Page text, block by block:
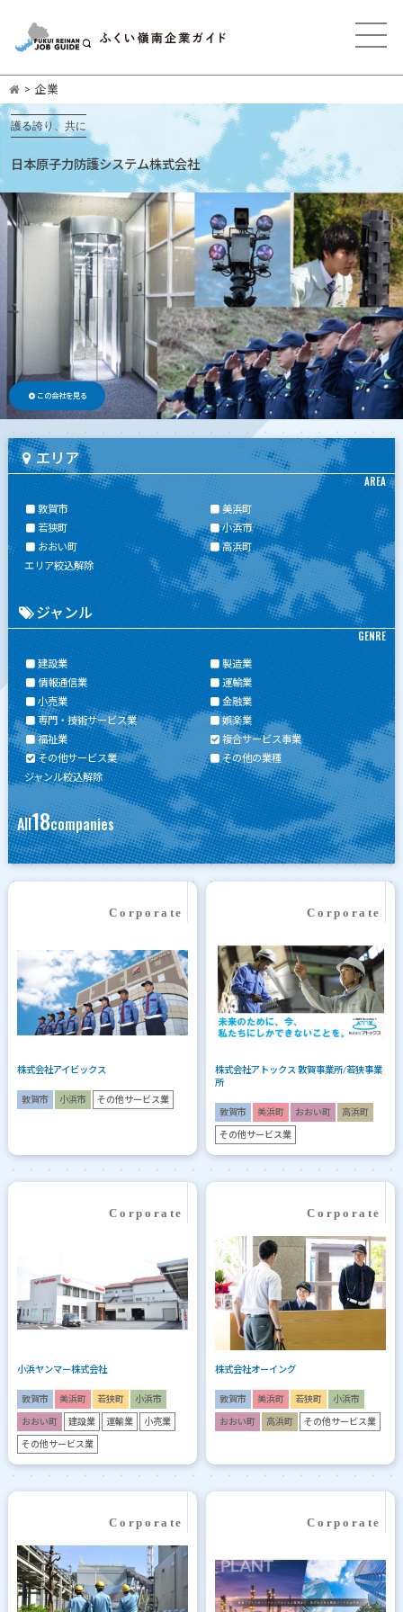
> 企業
護る誇り、共に
日本原子力防護システム株式会社
この会社を見る
エリア
AREA
敦賀市
美浜町
若狭町
小浜市
おおい町
高浜町
エリア絞込解除
ジャンル
GENRE
建設業
製造業
情報通信業
運輸業
小売業
金融業
専門・技術サービス業
娯楽業
福祉業
複合サービス事業
その他サービス業
その他の業種
ジャンル絞込解除
All18companies
株式会社アイビックス
敦賀市 小浜市 その他サービス業
株式会社アトックス 敦賀事業所/若狭事業
所
敦賀市 美浜町 おおい町 高浜町
その他サービス業
小浜ヤンマー株式会社
敦賀市 美浜町 若狭町 小浜市
おおい町 建設業 運輸業 小売業
その他サービス業
株式会社オーイング
敦賀市 美浜町 若狭町 小浜市
おおい町 高浜町 その他サービス業